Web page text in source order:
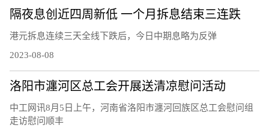
隔夜息创近四周新低 一个月拆息结束三连跌
港元拆息连续三天全线下跌后，今日中期息略为反弹
2023-08-08
洛阳市瀍河区总工会开展送清凉慰问活动
中工网讯8月5日上午，河南省洛阳市瀍河回族区总工会慰问组
走访慰问顺丰